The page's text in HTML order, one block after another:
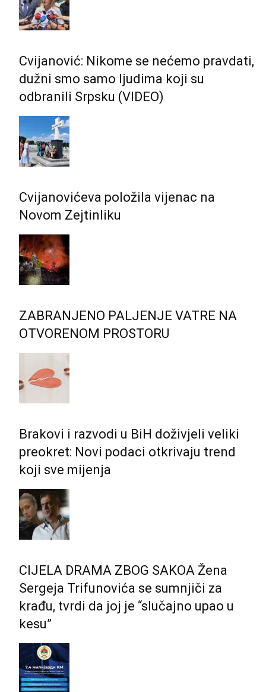
Cvijanović: Nikome se nećemo pravdati,
dužni smo samo ljudima koji su
odbranili Srpsku (VIDEO)
Cvijanovićeva položila vijenac na
Novom Zejtinliku
ZABRANJENO PALJENJE VATRE NA
OTVORENOM PROSTORU
Brakovi i razvodi u BiH doživjeli veliki
preokret: Novi podaci otkrivaju trend
koji sve mijenja
CIJELA DRAMA ZBOG SAKOA Žena
Sergeja Trifunovića se sumnjiči za
krađu, tvrdi da joj je “slučajno upao u
kesu”